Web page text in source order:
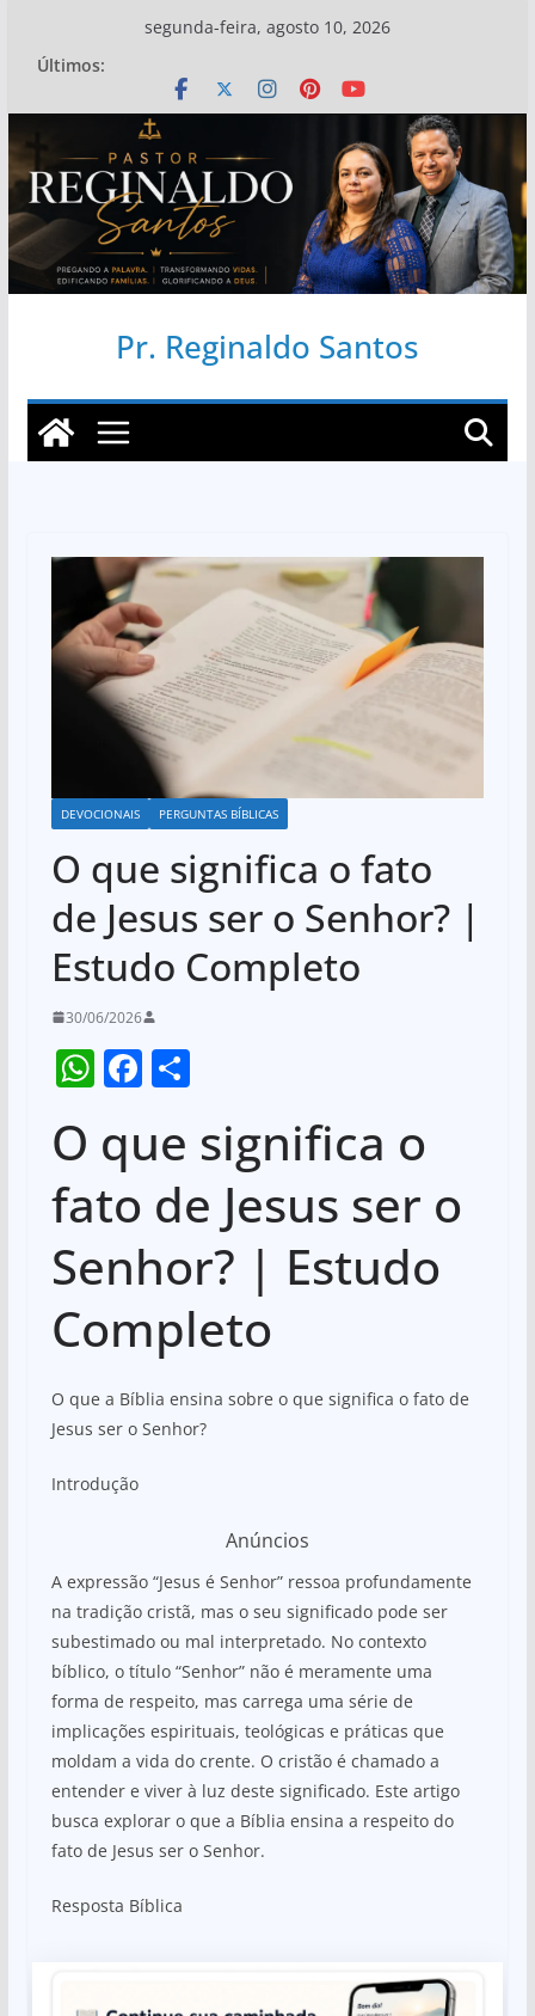
conteúdo
segunda-feira, agosto 10, 2026
Últimos:
Pr. Reginaldo Santos
DEVOCIONAIS PERGUNTAS BÍBLICAS
O que significa o fato
de Jesus ser o Senhor? |
Estudo Completo
30/06/2026
W
at
s
A
p
p
F
c
b
o
o
k
S
ar
O que significa o
fato de Jesus ser o
Senhor? | Estudo
Completo
O que a Bíblia ensina sobre o que significa o fato de
Jesus ser o Senhor?
Introdução
Anúncios
A expressão “Jesus é Senhor” ressoa profundamente
na tradição cristã, mas o seu significado pode ser
subestimado ou mal interpretado. No contexto
bíblico, o título “Senhor” não é meramente uma
forma de respeito, mas carrega uma série de
implicações espirituais, teológicas e práticas que
moldam a vida do crente. O cristão é chamado a
entender e viver à luz deste significado. Este artigo
busca explorar o que a Bíblia ensina a respeito do
fato de Jesus ser o Senhor.
Resposta Bíblica